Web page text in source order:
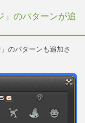
」のパターンが追
のパターンも追加さ